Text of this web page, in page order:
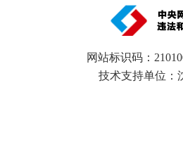
网站标识码：
技术支持单位：